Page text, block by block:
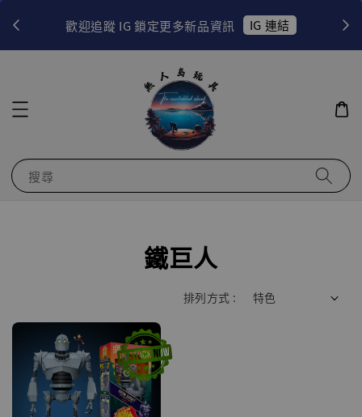
歡迎追蹤 IG 鎖定更多新品資訊 IG 連結
搜尋
鐵巨人
排列方式 :